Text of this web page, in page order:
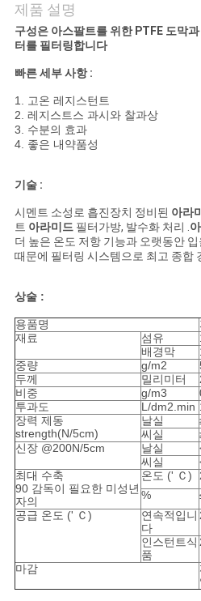
요
청
하
다
사
이
트
PRIVACY
POLICY
제품 설명
구성은 아스팔트를 위한 PTFE 도막
터를 필터링합니다
빠른 세부 사항 :
1. 고온 레지스턴트
2. 레지스트스 과시와 찰과상
3. 수분의 효과
4. 좋은 내약품성
기술 :
시멘트 소성로 흡진장치 정비된 아라
트 아라미드 필터가방, 발수화 처리 .
더 높은 온도 저항 기능과 오랫동안
때문에 필터링 시스템으로 최고 종합
상술 :
용품명
재료
섬유
배경막
중량 g/m2
두께
밀리미터
비중
g/m3
투과도
L/dm2.min
장력 제동
strength(N/5cm)
날실
씨실
신장 @200N/5cm
날실
씨실
최대 수축
90 감독이 필요한 미성년
자의
온도 (' Ｃ)
%
공급 온도 (' Ｃ)
연속적입니
다
인스턴트식
품
마감